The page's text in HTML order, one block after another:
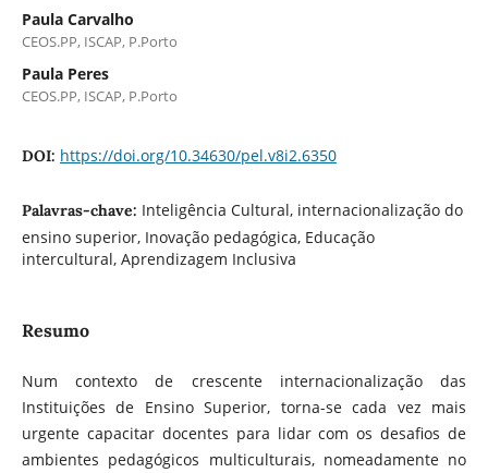
Paula Carvalho
CEOS.PP, ISCAP, P.Porto
Paula Peres
CEOS.PP, ISCAP, P.Porto
DOI: https://doi.org/10.34630/pel.v8i2.6350
Palavras-chave: Inteligência Cultural, internacionalização do
ensino superior, Inovação pedagógica, Educação
intercultural, Aprendizagem Inclusiva
Resumo
Num contexto de crescente internacionalização das
Instituições de Ensino Superior, torna-se cada vez mais
urgente capacitar docentes para lidar com os desafios de
ambientes pedagógicos multiculturais, nomeadamente no